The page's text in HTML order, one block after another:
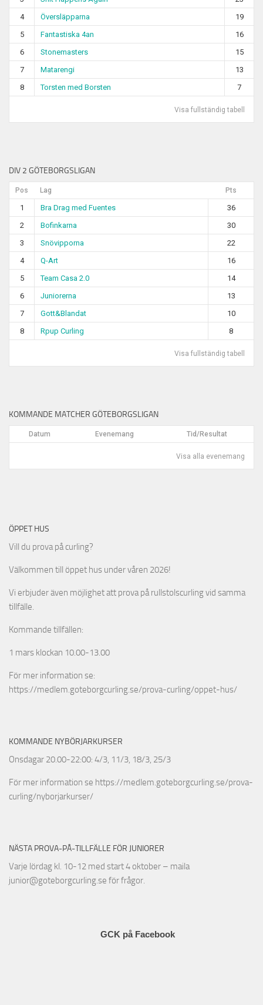
4
Översläpparna
19
5
Fantastiska 4an
16
6
Stonemasters
15
7
Matarengi
13
8
Torsten med Borsten 7
Visa fullständig tabell
DIV 2 GÖTEBORGSLIGAN
Pos Lag Pts
1 Bra Drag med Fuentes
36
2
Bofinkarna
30
3
Snövipporna
22
4
Q-Art
16
5
Team Casa 2.0
14
6
Juniorerna
13
7
Gott&Blandat
10
8
Rpup Curling 8
Visa fullständig tabell
KOMMANDE MATCHER GÖTEBORGSLIGAN
Datum Evenemang Tid/Resultat
Visa alla evenemang
ÖPPET HUS
Vill du prova på curling?
Välkommen till öppet hus under våren 2026!
Vi erbjuder även möjlighet att prova på rullstolscurling vid samma
tillfälle.
Kommande tillfällen:
1 mars klockan 10.00-13.00
För mer information se:
https://medlem.goteborgcurling.se/prova-curling/oppet-hus/
KOMMANDE NYBÖRJARKURSER
Onsdagar 20.00-22:00: 4/3, 11/3, 18/3, 25/3
För mer information se https://medlem.goteborgcurling.se/prova-
curling/nyborjarkurser/
NÄSTA PROVA-PÅ-TILLFÄLLE FÖR JUNIORER
Varje lördag kl. 10-12 med start 4 oktober – maila
junior@goteborgcurling.se för frågor.
GCK på Facebook